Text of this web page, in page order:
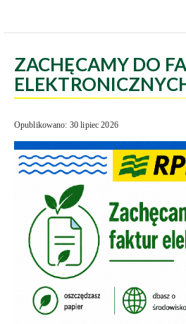
ZACHĘCAMY DO
Opublikowano: 30 lipiec 2026